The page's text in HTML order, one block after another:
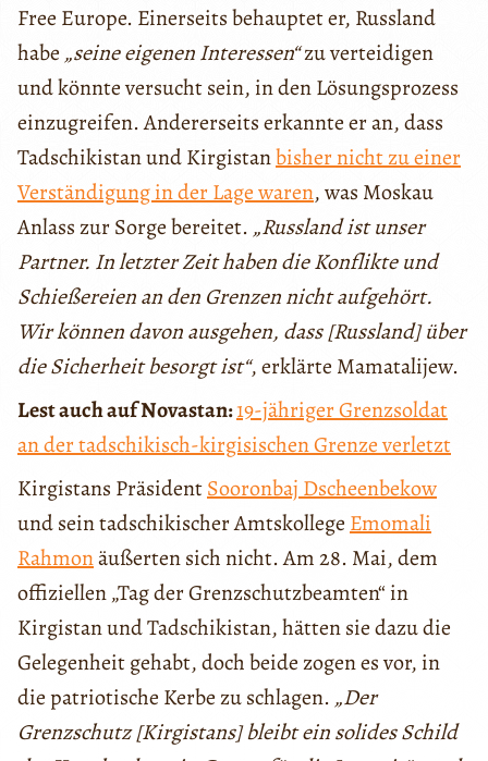
Free Europe. Einerseits behauptet er, Russland
habe„seine eigenen Interessen“zu verteidigen
und könnte versucht sein, in den Lösungsprozess
einzugreifen. Andererseits erkannte er an, dass
Tadschikistan und Kirgistanbisher nicht zu einer
Verständigung in der Lage waren, was Moskau
Anlass zur Sorge bereitet. „Russland ist unser
Partner. In letzter Zeit haben die Konflikte und
Schießereien an den Grenzen nicht aufgehört.
Wir können davon ausgehen, dass [Russland] über
die Sicherheit besorgt ist“, erklärte Mamatalijew.
Lest auch auf Novastan:19-jähriger Grenzsoldat
an der tadschikisch-kirgisischen Grenze verletzt
Kirgistans PräsidentSooronbaj Dscheenbekow
und sein tadschikischer Amtskollege Emomali
Rahmonäußerten sich nicht. Am 28. Mai, dem
offiziellen „Tag der Grenzschutzbeamten“ in
Kirgistan und Tadschikistan, hätten sie dazu die
Gelegenheit gehabt, doch beide zogen es vor, in
die patriotische Kerbe zu schlagen. „Der
Grenzschutz [Kirgistans] bleibt ein solides Schild